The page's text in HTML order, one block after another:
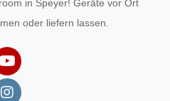
in Speyer! Geräte vor Ort
oder liefern lassen.